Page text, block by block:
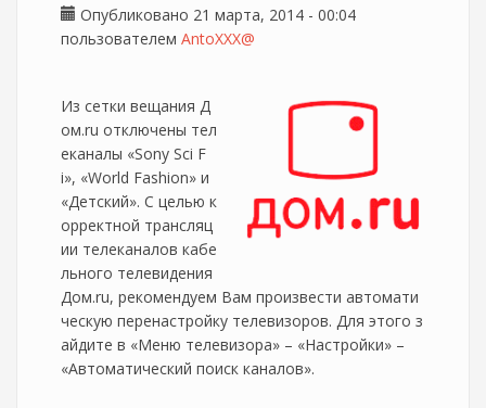
Опубликовано 21 марта, 2014 - 00:04
пользователем AntoXXX@
Из сетки вещания Д
ом.ru отключены тел
еканалы «Sony Sсi F
i», «World Fashion» и
«Детский». С целью к
орректной трансляц
ии телеканалов кабе
льного телевидения
Дом.ru, рекомендуем Вам произвести автомати
ческую перенастройку телевизоров. Для этого з
айдите в «Меню телевизора» – «Настройки» –
«Автоматический поиск каналов».